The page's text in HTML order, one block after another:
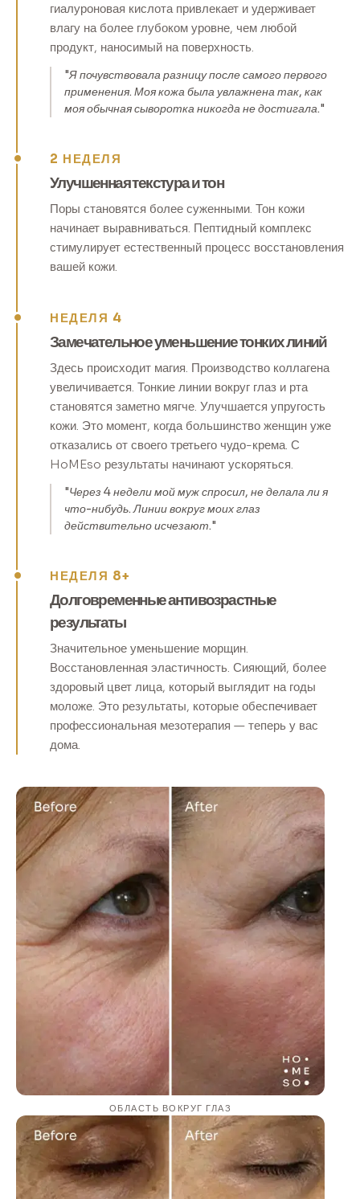
гиалуроновая кислота привлекает и удерживает
влагу на более глубоком уровне, чем любой
продукт, наносимый на поверхность.
"Я почувствовала разницу после самого первого
применения. Моя кожа была увлажнена так, как
моя обычная сыворотка никогда не достигала."
2 НЕДЕЛЯ
Улучшенная текстура и тон
Поры становятся более суженными. Тон кожи
начинает выравниваться. Пептидный комплекс
стимулирует естественный процесс восстановления
вашей кожи.
НЕДЕЛЯ 4
Замечательное уменьшение тонких линий
Здесь происходит магия. Производство коллагена
увеличивается. Тонкие линии вокруг глаз и рта
становятся заметно мягче. Улучшается упругость
кожи. Это момент, когда большинство женщин уже
отказались от своего третьего чудо-крема. С
HoMEso результаты начинают ускоряться.
"Через 4 недели мой муж спросил, не делала ли я
что-нибудь. Линии вокруг моих глаз
действительно исчезают."
НЕДЕЛЯ 8+
Долговременные антивозрастные
результаты
Значительное уменьшение морщин.
Восстановленная эластичность. Сияющий, более
здоровый цвет лица, который выглядит на годы
моложе. Это результаты, которые обеспечивает
профессиональная мезотерапия — теперь у вас
дома.
ОБЛАСТЬ ВОКРУГ ГЛАЗ